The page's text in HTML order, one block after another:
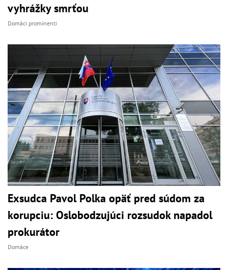
vyhrážky smrťou
Domáci prominenti
Exsudca Pavol Polka opäť pred súdom za
korupciu: Oslobodzujúci rozsudok napadol
prokurátor
Domáce